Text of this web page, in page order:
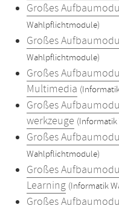
Großes
Wahlpflichtmodule)
Großes
Wahlpflichtmodule)
Großes
Multimedia
Großes
werkzeuge
Großes
Wahlpflichtmodule)
Großes
Learning (Informatik
Großes